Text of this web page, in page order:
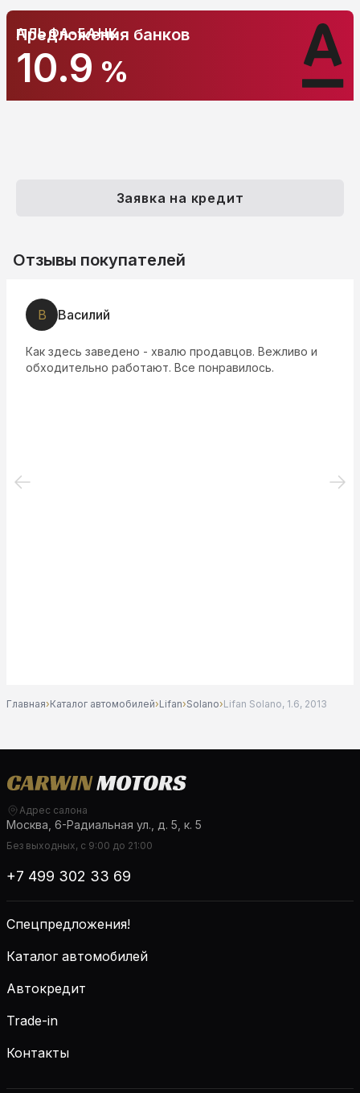
АЛЬФА-БАНК
10.9 %
Предложения банков
Заявка на кредит
Отзывы покупателей
В Василий
Как здесь заведено - хвалю продавцов. Вежливо и
обходительно работают. Все понравилось.
Главная›Каталог автомобилей›Lifan›Solano›Lifan Solano, 1.6, 2013
Адрес салона
Москва, 6-Радиальная ул., д. 5, к. 5
Без выходных, с 9:00 до 21:00
+7 499 302 33 69
Спецпредложения!
Каталог автомобилей
Автокредит
Trade-in
Контакты